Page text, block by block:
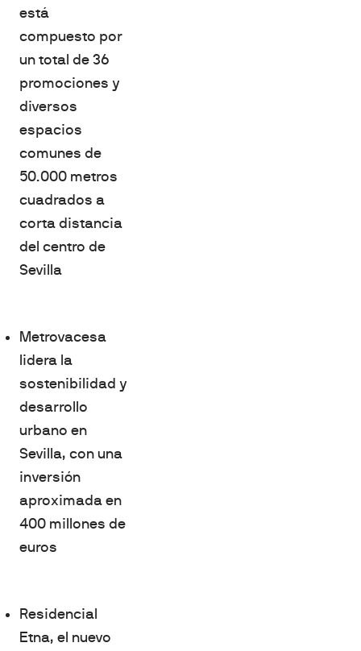
está
compuesto por
un total de 36
promociones y
diversos
espacios
comunes de
50.000 metros
cuadrados a
corta distancia
del centro de
Sevilla
Metrovacesa
lidera la
sostenibilidad y
desarrollo
urbano en
Sevilla, con una
inversión
aproximada en
400 millones de
euros
Residencial
Etna, el nuevo